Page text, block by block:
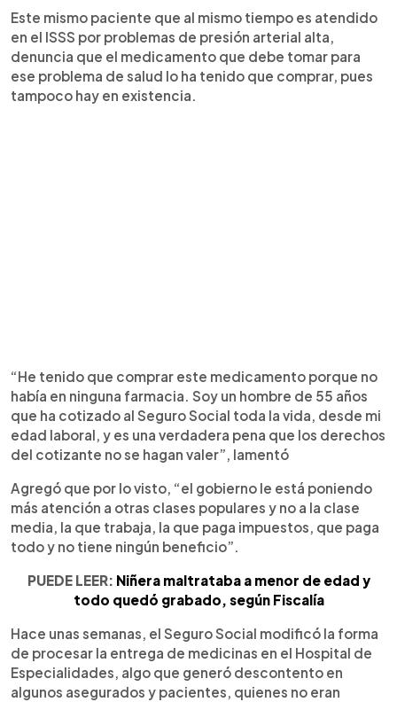
Este mismo paciente que al mismo tiempo es atendido
en el ISSS por problemas de presión arterial alta,
denuncia que el medicamento que debe tomar para
ese problema de salud lo ha tenido que comprar, pues
tampoco hay en existencia.
“He tenido que comprar este medicamento porque no
había en ninguna farmacia. Soy un hombre de 55 años
que ha cotizado al Seguro Social toda la vida, desde mi
edad laboral, y es una verdadera pena que los derechos
del cotizante no se hagan valer”, lamentó
Agregó que por lo visto, “el gobierno le está poniendo
más atención a otras clases populares y no a la clase
media, la que trabaja, la que paga impuestos, que paga
todo y no tiene ningún beneficio”.
PUEDE LEER: Niñera maltrataba a menor de edad y
todo quedó grabado, según Fiscalía
Hace unas semanas, el Seguro Social modificó la forma
de procesar la entrega de medicinas en el Hospital de
Especialidades, algo que generó descontento en
algunos asegurados y pacientes, quienes no eran